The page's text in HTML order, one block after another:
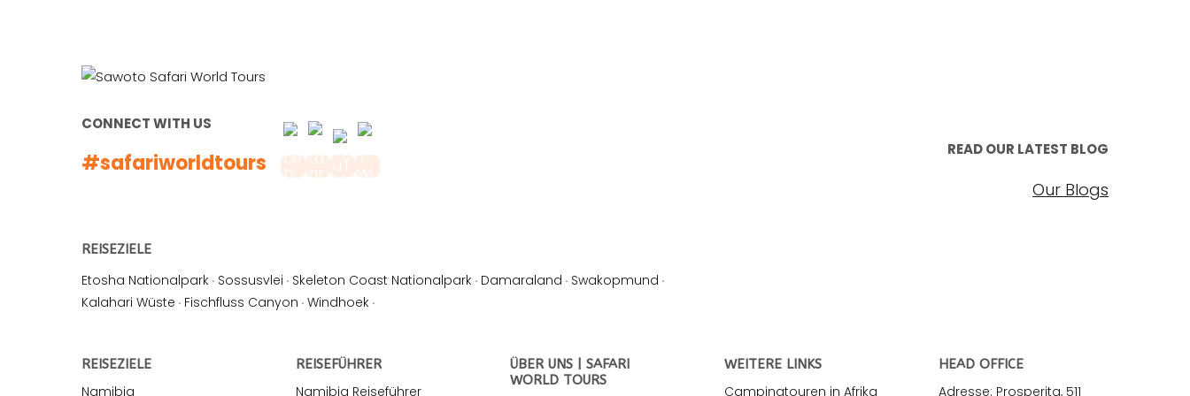
CONNECT WITH US
#safariworldtours
READ OUR LATEST BLOG
Our Blogs
REISEZIELE
Etosha Nationalpark · Sossusvlei · Skeleton Coast Nationalpark · Damaraland · Swakopmund ·
Kalahari Wüste · Fischfluss Canyon · Windhoek ·
REISEZIELE
Namibia
REISEFÜHRER
Namibia Reiseführer
ÜBER UNS | SAFARI
WORLD TOURS
WEITERE LINKS
Campingtouren in Afrika
HEAD OFFICE
Adresse: Prosperita, 511